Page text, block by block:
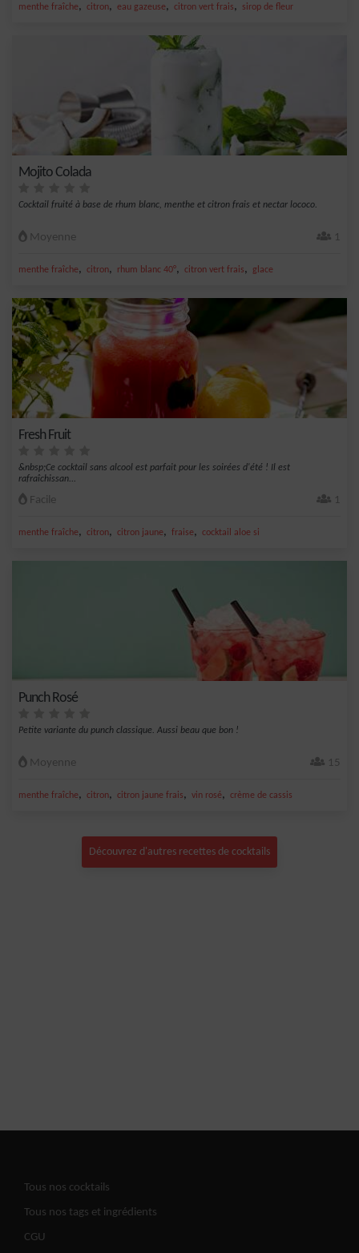
menthe fraîche, citron, eau gazeuse, citron vert frais, sirop de fleur
Mojito Colada
Cocktail fruité à base de rhum blanc, menthe et citron frais et nectar lococo.
Moyenne 1
menthe fraîche, citron, rhum blanc 40°, citron vert frais, glace
Fresh Fruit
&nbsp;Ce cocktail sans alcool est parfait pour les soirées d'été ! Il est
rafraîchissan...
Facile 1
menthe fraîche, citron, citron jaune, fraise, cocktail aloe si
Punch Rosé
Petite variante du punch classique. Aussi beau que bon !
Moyenne 15
menthe fraîche, citron, citron jaune frais, vin rosé, crème de cassis
Découvrez d'autres recettes de cocktails
Tous nos cocktails
Tous nos tags et ingrédients
CGU